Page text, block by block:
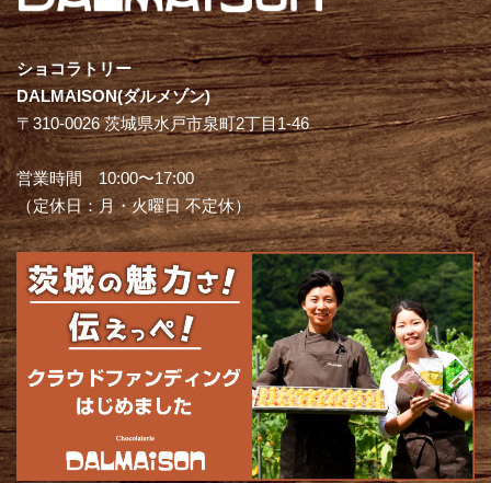
ショコラトリー
DALMAISON(ダルメゾン)
〒310-0026 茨城県水戸市泉町2丁目1-46
営業時間 10:00〜17:00
（定休日：月・火曜日 不定休）